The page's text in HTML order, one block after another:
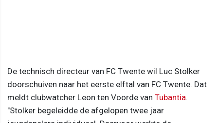
De technisch directeur van FC Twente wil Luc Stolker
doorschuiven naar het eerste elftal van FC Twente. Dat
meldt clubwatcher Leon ten Voorde van Tubantia.
"Stolker begeleidde de afgelopen twee jaar